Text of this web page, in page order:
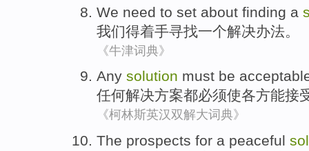
We need to set about finding a
我们得着手寻找一个解决办法。
《牛津词典》
Any solution must be
任何解决方案都必须使各方能接
《柯林斯英汉双解大词典》
The prospects for a peaceful